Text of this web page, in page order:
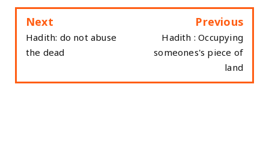
Previous
Hadith : Occupying
someones's piece of
land
Next
Hadith: do not abuse
the dead